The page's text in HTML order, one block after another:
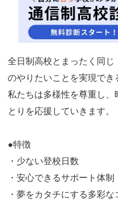
全日制高校とまったく同
のやりたいことを実現でき
私たちは多様性を尊重し
とりを応援していきます。
●特徴
・少ない登校日数
・安心できるサポート体制
・夢をカタチにする多彩な